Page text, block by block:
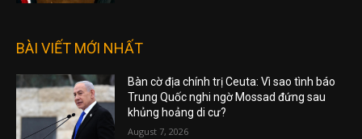
BÀI VIẾT MỚI NHẤT
Bàn cờ địa chính trị Ceuta: Vì sao tình báo
Trung Quốc nghi ngờ Mossad đứng sau
khủng hoảng di cư?
August 7, 2026